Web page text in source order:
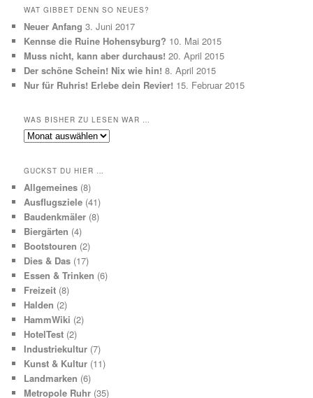
WAT GIBBET DENN SO NEUES?
Neuer Anfang 3. Juni 2017
Kennse die Ruine Hohensyburg? 10. Mai 2015
Muss nicht, kann aber durchaus! 20. April 2015
Der schöne Schein! Nix wie hin! 8. April 2015
Nur für Ruhris! Erlebe dein Revier! 15. Februar 2015
WAS BISHER ZU LESEN WAR …
Was
lesen
war
…
GUCKST DU HIER …
Allgemeines (8)
Ausflugsziele (41)
Baudenkmäler (8)
Biergärten (4)
Bootstouren (2)
Dies & Das (17)
Essen & Trinken (6)
Freizeit (8)
Halden (2)
HammWiki (2)
HotelTest (2)
Industriekultur (7)
Kunst & Kultur (11)
Landmarken (6)
Metropole Ruhr (35)